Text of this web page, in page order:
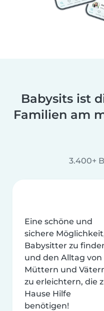
Babysits ist
Familien am
3.400+
Eine schöne und
sichere
Babysitter zu
und den Alltag von
Müttern und
zu erleichtern, die
Hause Hilfe
benötigen!